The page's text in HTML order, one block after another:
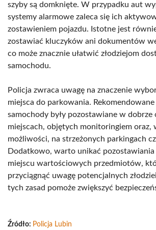
szyby są domknięte. W przypadku aut
systemy alarmowe zaleca się ich
zostawieniem pojazdu. Istotne jest
zostawiać kluczyków ani dokumentów
co może znacznie ułatwić złodziejom
samochodu.
Policja zwraca uwagę na znaczenie
miejsca do parkowania.
samochody były pozostawiane w
miejscach, objętych monitoringiem oraz,
możliwości, na strzeżonych parkingach
Dodatkowo, warto unikać
miejscu wartościowych przedmiotów,
przyciągnąć uwagę potencjalnych
tych zasad pomoże zwiększyć
Źródło: Policja Lubin